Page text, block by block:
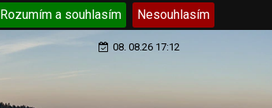
Rozumím a souhlasím Nesouhlasím
08. 08.26 17:12